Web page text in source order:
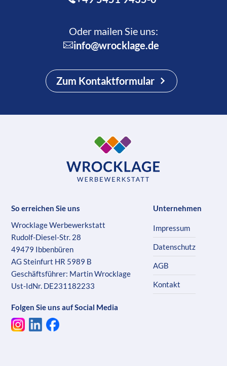
Oder mailen Sie uns:
info@wrocklage.de
Zum Kontaktformular
So erreichen Sie uns
Wrocklage Werbewerkstatt
Rudolf-Diesel-Str. 28
49479 Ibbenbüren
AG Steinfurt HR 5989 B
Geschäftsführer: Martin Wrocklage
Ust-IdNr. DE231182233
Folgen Sie uns auf Social Media
Unternehmen
Impressum
Datenschutz
AGB
Kontakt